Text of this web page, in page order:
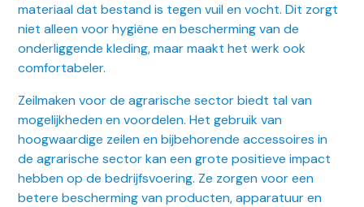
materiaal dat bestand is tegen vuil en vocht. Dit zorgt
niet alleen voor hygiëne en bescherming van de
onderliggende kleding, maar maakt het werk ook
comfortabeler.
Zeilmaken voor de agrarische sector biedt tal van
mogelijkheden en voordelen. Het gebruik van
hoogwaardige zeilen en bijbehorende accessoires in
de agrarische sector kan een grote positieve impact
hebben op de bedrijfsvoering. Ze zorgen voor een
betere bescherming van producten, apparatuur en